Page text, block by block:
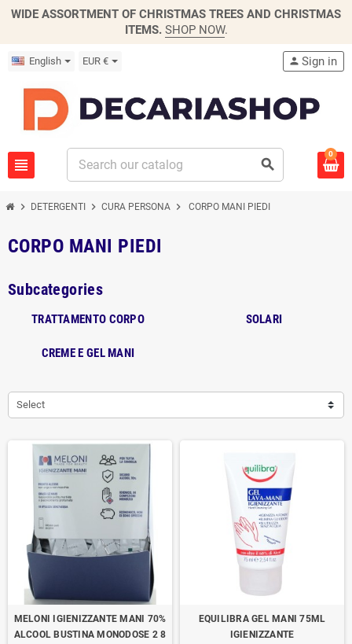
WIDE ASSORTMENT OF CHRISTMAS TREES AND CHRISTMAS
ITEMS. SHOP NOW.
English EUR €
view_headline search
person Sign in
0
chevron_right DETERGENTI chevron_right CURA PERSONA chevron_right CORPO MANI PIEDI
CORPO MANI PIEDI
Subcategories
TRATTAMENTO CORPO SOLARI
CREME E GEL MANI
Select
MELONI IGIENIZZANTE MANI 70%
ALCOOL BUSTINA MONODOSE 2 8
EQUILIBRA GEL MANI 75ML
IGIENIZZANTE